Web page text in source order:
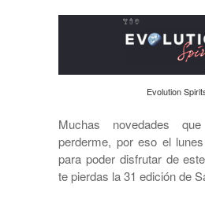
Evolution
Muchas novedades
perderme, por eso el
para poder disfrutar de
te pierdas la 31 edición de